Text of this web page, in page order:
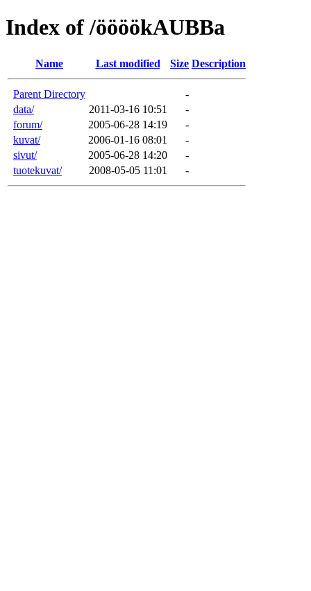
Index of /öööökAUBBa
Name Last modified Size Description
Parent Directory
-
data/
2011-03-16 10:51
-
forum/
2005-06-28 14:19
-
kuvat/
2006-01-16 08:01
-
sivut/
2005-06-28 14:20
-
tuotekuvat/
2008-05-05 11:01 -